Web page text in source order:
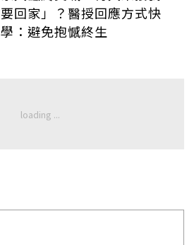
要回家」？醫授回應方式快
學：避免抱憾終生